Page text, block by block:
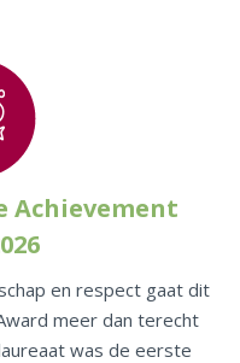
Achievement
en respect gaat dit
meer dan terecht
was de eerste